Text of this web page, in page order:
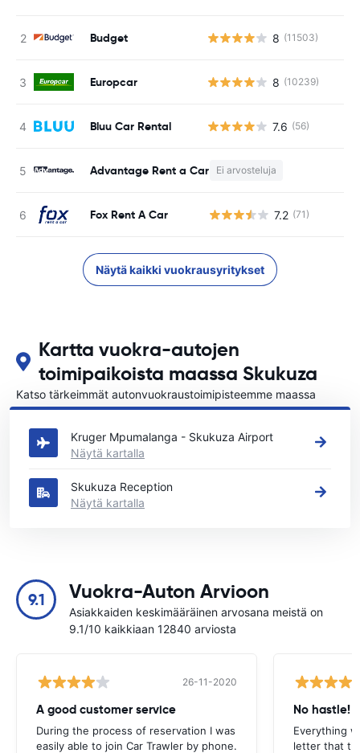
Budget 8 (11503)
Europcar 8 (10239)
Bluu Car Rental 7.6 (56)
Advantage Rent a Car Ei arvosteluja
Fox Rent A Car 7.2 (71)
Näytä kaikki vuokrausyritykset
Kartta vuokra-autojen
toimipaikoista maassa Skukuza
Katso tärkeimmät autonvuokraustoimipisteemme maassa
Skukuza
Kruger Mpumalanga - Skukuza Airport
Näytä kartalla
Skukuza Reception
Näytä kartalla
9.1 Vuokra-Auton Arvioon
Asiakkaiden keskimääräinen arvosana meistä on
9.1/10 kaikkiaan 12840 arviosta
26-11-2020
A good customer service
During the process of reservation I was
easily able to join Car Trawler by phone.
No hastle!
Everything
letter that